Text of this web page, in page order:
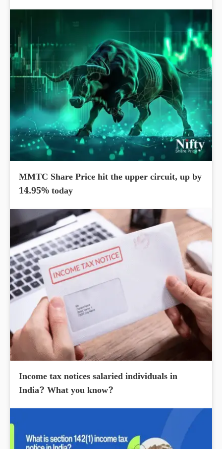
MMTC Share Price hit the upper circuit, up by
14.95% today
Income tax notices salaried individuals in
India? What you know?